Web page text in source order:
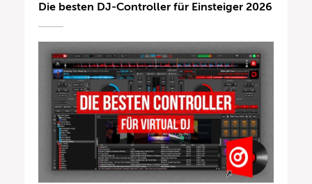
Die besten DJ-Controller für Einsteiger 2026